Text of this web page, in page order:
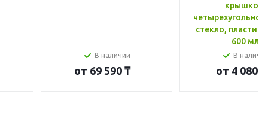
В наличии
от 69 590 ₸
крышкой,
стекло, пластик
600 мл
В
от 4 080 ₸